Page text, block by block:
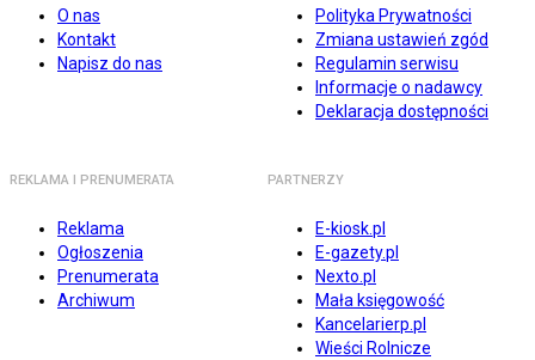
O nas
Kontakt
Napisz do nas
Polityka Prywatności
Zmiana ustawień zgód
Regulamin serwisu
Informacje o nadawcy
Deklaracja dostępności
REKLAMA I PRENUMERATA
Reklama
Ogłoszenia
Prenumerata
Archiwum
PARTNERZY
E-kiosk.pl
E-gazety.pl
Nexto.pl
Mała księgowość
Kancelarierp.pl
Wieści Rolnicze